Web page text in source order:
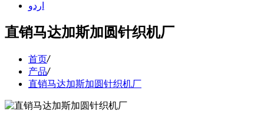
اردو
直销马达加斯加圆针织机厂
首页/
产品/
直销马达加斯加圆针织机厂